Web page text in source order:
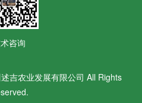
咨询
吉农业发展有限公司 All Rights